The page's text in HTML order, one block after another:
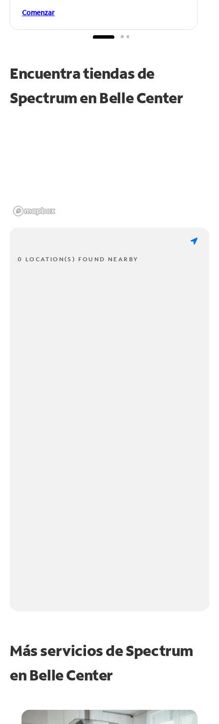
Comenzar
Encuentra tiendas de
Spectrum en Belle Center
0 LOCATION(S) FOUND NEARBY
Más servicios de Spectrum
en Belle Center